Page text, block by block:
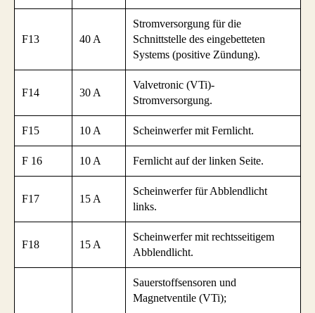
F13 40 A
Stromversorgung für die
Schnittstelle des eingebetteten
Systems (positive Zündung).
F14 30 A
Valvetronic (VTi)-
Stromversorgung.
F15 10 A Scheinwerfer mit Fernlicht.
F 16 10 A Fernlicht auf der linken Seite.
F17 15 A
Scheinwerfer für Abblendlicht
links.
F18 15 A
Scheinwerfer mit rechtsseitigem
Abblendlicht.
Sauerstoffsensoren und
Magnetventile (VTi);